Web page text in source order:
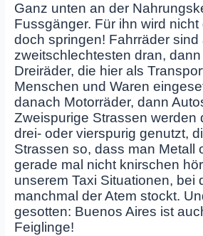
Ganz unten an der
Fussgänger. Für ihn wird
doch springen! Fahrräder sind
zweitschlechtesten dran,
Dreiräder, die hier als
Menschen und Waren
danach Motorräder, dann
Zweispurige Strassen werden
drei- oder vierspurig genutzt,
Strassen so, dass man Metall
gerade mal nicht knirschen
unserem Taxi Situationen, bei
manchmal der Atem stockt.
gesotten: Buenos Aires ist
Feiglinge!